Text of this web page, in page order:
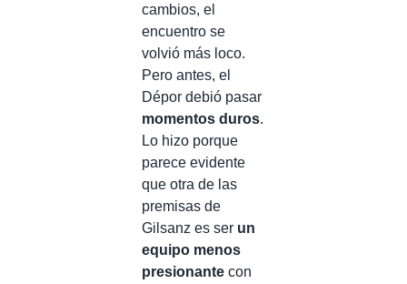
cambios, el
encuentro se
volvió más loco.
Pero antes, el
Dépor debió pasar
momentos duros.
Lo hizo porque
parece evidente
que otra de las
premisas de
Gilsanz es ser un
equipo menos
presionante con